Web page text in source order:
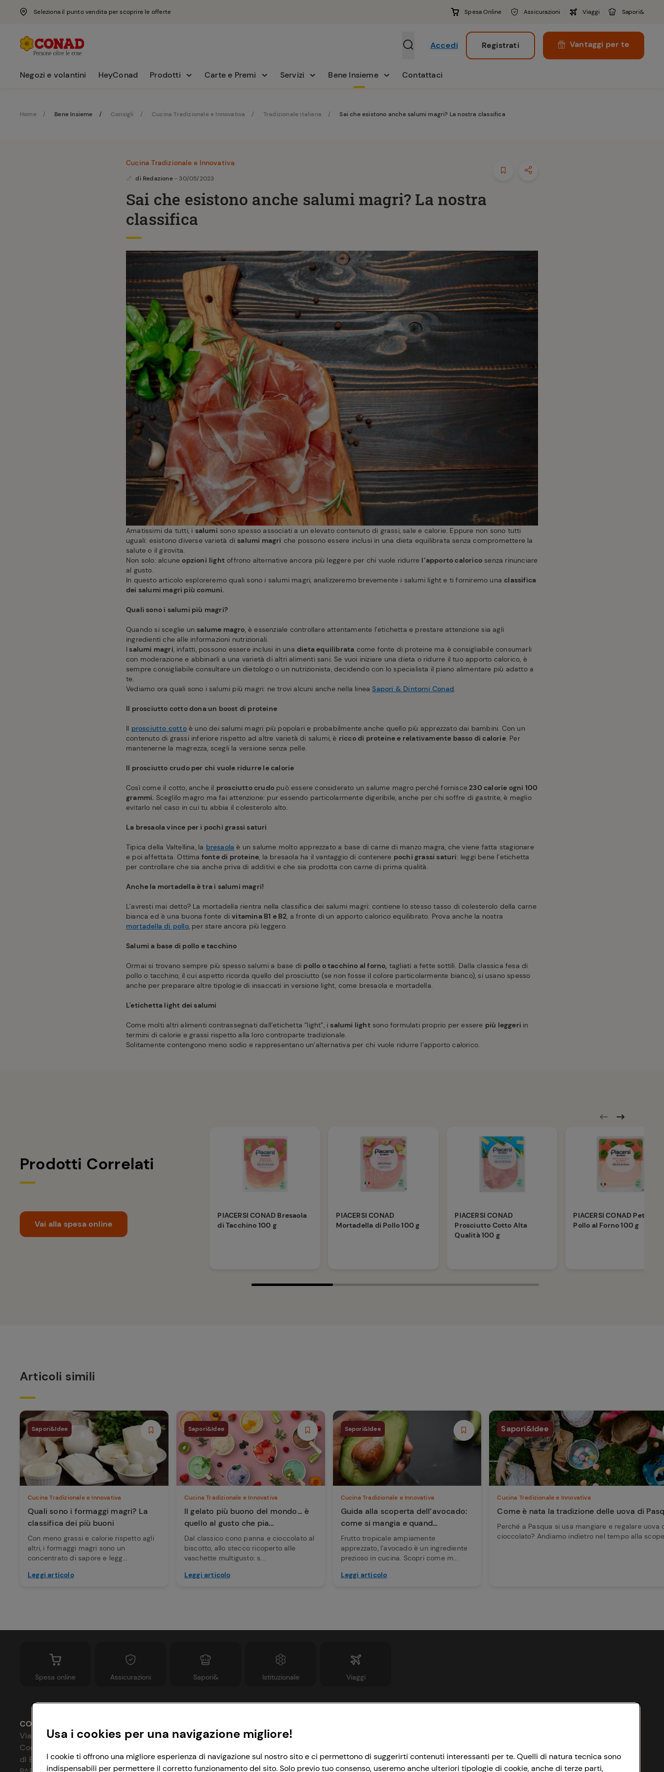
Seleziona il punto vendita per scoprire le offerte Spesa Online Assicurazioni Viaggi Sapori&
Accedi Registrati Vantaggi per te
Negozi e volantini HeyConad Prodotti Carte e Premi Servizi Bene Insieme Contattaci
Home Bene Insieme Consigli Cucina Tradizionale e Innovativa Tradizionale italiana Sai che esistono anche salumi magri? La nostra classifica
Cucina Tradizionale e Innovativa
di Redazione - 30/05/2023
Sai che esistono anche salumi magri? La nostra
classifica
Amatissimi da tutti, i salumi sono spesso associati a un elevato contenuto di grassi, sale e calorie. Eppure non sono tutti
uguali: esistono diverse varietà di salumi magri che possono essere inclusi in una dieta equilibrata senza compromettere la
salute o il girovita.
Non solo: alcuneopzioni light offrono alternative ancora più leggere per chi vuole ridurre l’apporto calorico senza rinunciare
al gusto.
In questo articolo esploreremo quali sono i salumi magri, analizzeremo brevemente i salumi light e ti forniremo unaclassifica
dei salumi magri più comuni.
Quali sono i salumi più magri?
Quando si sceglie un salume magro, è essenziale controllare attentamente l’etichetta e prestare attenzione sia agli
ingredienti che alle informazioni nutrizionali.
I salumi magri, infatti, possono essere inclusi in unadieta equilibrata come fonte di proteine ma è consigliabile consumarli
con moderazione e abbinarli a una varietà di altri alimenti sani. Se vuoi iniziare una dieta o ridurre il tuo apporto calorico, è
sempre consigliabile consultare un dietologo o un nutrizionista, decidendo con lo specialista il piano alimentare più adatto a
te.
Vediamo ora quali sono i salumi più magri: ne trovi alcuni anche nella lineaSapori & Dintorni Conad.
Il prosciutto cotto dona un boost di proteine
Il prosciutto cottoè uno dei salumi magri più popolari e probabilmente anche quello più apprezzato dai bambini. Con un
contenuto di grassi inferiore rispetto ad altre varietà di salumi, è ricco di proteine e relativamente basso di calorie. Per
mantenerne la magrezza, scegli la versione senza pelle.
Il prosciutto crudo per chi vuole ridurre le calorie
Così come il cotto, anche il prosciutto crudo può essere considerato un salume magro perché fornisce230 calorie ogni 100
grammi. Sceglilo magro ma fai attenzione: pur essendo particolarmente digeribile, anche per chi soffre di gastrite, è meglio
evitarlo nel caso in cui tu abbia il colesterolo alto.
La bresaola vince per i pochi grassi saturi
Tipica della Valtellina, la bresaola è un salume molto apprezzato a base di carne di manzo magra, che viene fatta stagionare
e poi affettata. Ottima fonte di proteine, la bresaola ha il vantaggio di contenere pochi grassi saturi: leggi bene l’etichetta
per controllare che sia anche priva di additivi e che sia prodotta con carne di prima qualità.
Anche la mortadella è tra i salumi magri!
L’avresti mai detto? La mortadella rientra nella classifica dei salumi magri: contiene lo stesso tasso di colesterolo della carne
bianca ed è una buona fonte divitamina B1 e B2, a fronte di un apporto calorico equilibrato. Prova anche la nostra
mortadella di pollo, per stare ancora più leggero.
Salumi a base di pollo e tacchino
Ormai si trovano sempre più spesso salumi a base di pollo o tacchino al forno, tagliati a fette sottili. Dalla classica fesa di
pollo o tacchino, il cui aspetto ricorda quello del prosciutto (se non fosse il colore particolarmente bianco), si usano spesso
anche per preparare altre tipologie di insaccati in versione light, come bresaola e mortadella.
L'etichetta light dei salumi
Come molti altri alimenti contrassegnati dall’etichetta “light”, i salumi lightsono formulati proprio per essere più leggeri in
termini di calorie e grassi rispetto alla loro controparte tradizionale.
Solitamente contengono meno sodio e rappresentano un’alternativa per chi vuole ridurre l’apporto calorico.
Prodotti Correlati
Vai alla spesa online
PIACERSI CONAD Bresaola
di Tacchino 100 g
PIACERSI CONAD
Mortadella di Pollo 100 g
PIACERSI CONAD
Prosciutto Cotto Alta
Qualità 100 g
PIACERSI CONAD Petto di
Pollo al Forno 100 g
Articoli simili
Sapori&Idee
Cucina Tradizionale e Innovativa
Quali sono i formaggi magri? La
classifica dei più buoni
Con meno grassi e calorie rispetto agli
altri, i formaggi magri sono un
concentrato di sapore e legg...
Leggi articolo
Sapori&Idee
Cucina Tradizionale e Innovativa
Il gelato più buono del mondo… è
quello al gusto che pia...
Dal classico cono panna e cioccolato al
biscotto, allo stecco ricoperto alle
vaschette multigusto: s...
Leggi articolo
Sapori&Idee
Cucina Tradizionale e Innovativa
Guida alla scoperta dell’avocado:
come si mangia e quand...
Frutto tropicale ampiamente
apprezzato, l’avocado è un ingrediente
prezioso in cucina. Scopri come m...
Leggi articolo
Sapori&Idee
Cucina Tradizionale e Innovativa
Come è nata la tradizione delle uova di
Perché a Pasqua si usa mangiare e regalare uova
cioccolato? Andiamo indietro nel tempo alla
Spesa online Assicurazioni Sapori& Istituzionale Viaggi
Cookie Policy Le cooperative
CONAD SOCIETÀ COOPERATIVA
Via Michelino, 59 | 40127 BOLOGNA
Codice Fiscale e Registro Imprese
di Bologna 00865960157
Usa i cookies per una navigazione migliore!
I cookie ti offrono una migliore esperienza di navigazione sul nostro sito e ci permettono di suggerirti contenuti interessanti per te. Quelli di natura tecnica sono
indispensabili per permettere il corretto funzionamento del sito. Solo previo tuo consenso, useremo anche ulteriori tipologie di cookie, anche di terze parti,